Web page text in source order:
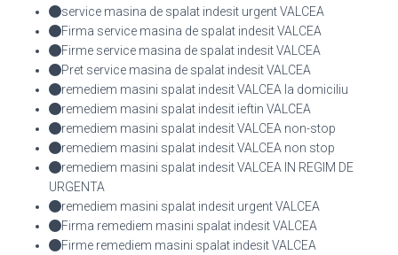
service masina de spalat indesit urgent VALCEA
Firma service masina de spalat indesit VALCEA
Firme service masina de spalat indesit VALCEA
Pret service masina de spalat indesit VALCEA
remediem masini spalat indesit VALCEA la domiciliu
remediem masini spalat indesit ieftin VALCEA
remediem masini spalat indesit VALCEA non-stop
remediem masini spalat indesit VALCEA non stop
remediem masini spalat indesit VALCEA IN REGIM DE
URGENTA
remediem masini spalat indesit urgent VALCEA
Firma remediem masini spalat indesit VALCEA
Firme remediem masini spalat indesit VALCEA